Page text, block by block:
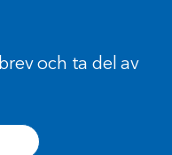
och ta del av